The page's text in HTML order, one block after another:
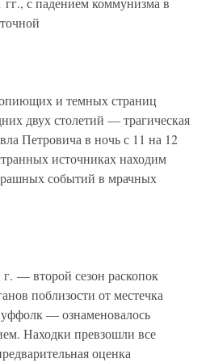
и темных страниц
двух столетий — трагическая
Петровича в ночь с 11 на 12
источниках находим
событий в мрачных
— второй сезон раскопок
поблизости от местечка
— ознаменовалось
Находки превзошли все
оценка